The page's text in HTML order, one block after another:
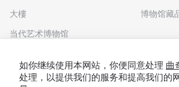
大樓
当代艺术博物馆
博物馆藏
如你继续使用本网站，你便同意处理 曲
处理，以提供我们的服务和提高我们的